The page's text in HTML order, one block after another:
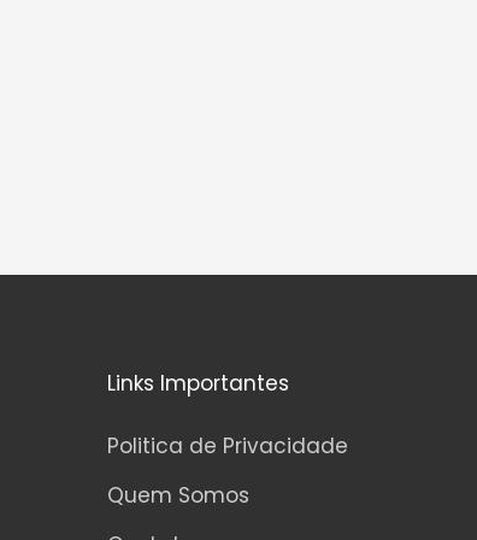
Links Importantes
Politica de Privacidade
Quem Somos